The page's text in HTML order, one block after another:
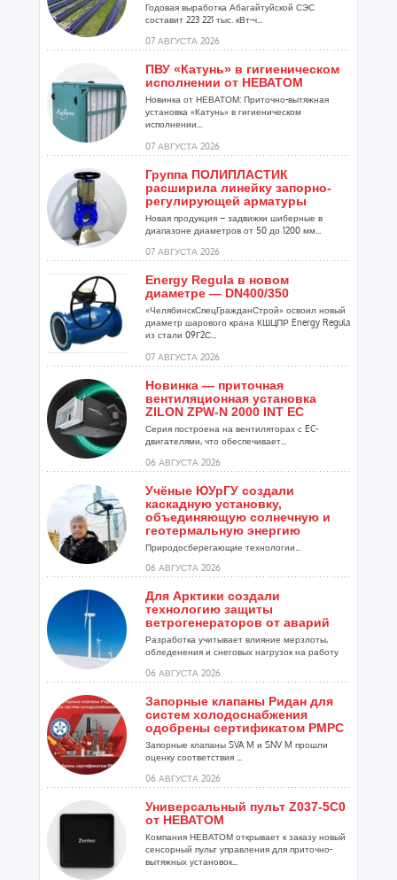
Годовая выработка Абагайтуйской СЭС
составит 223 221 тыс. кВт-ч...
07 АВГУСТА 2026
ПВУ «Катунь» в гигиеническом
исполнении от НЕВАТОМ
Новинка от НЕВАТОМ: Приточно-вытяжная
установка «Катунь» в гигиеническом
исполнении...
07 АВГУСТА 2026
Группа ПОЛИПЛАСТИК
расширила линейку запорно-
регулирующей арматуры
Новая продукция – задвижки шиберные в
диапазоне диаметров от 50 до 1200 мм...
07 АВГУСТА 2026
Energy Regula в новом
диаметре — DN400/350
«ЧелябинскСпецГражданСтрой» освоил новый
диаметр шарового крана КШЦПР Energy Regula
из стали 09Г2С...
07 АВГУСТА 2026
Новинка — приточная
вентиляционная установка
ZILON ZPW-N 2000 INT EC
Серия построена на вентиляторах с EC-
двигателями, что обеспечивает...
06 АВГУСТА 2026
Учёные ЮУрГУ создали
каскадную установку,
объединяющую солнечную и
геотермальную энергию
Природосберегающие технологии...
06 АВГУСТА 2026
Для Арктики создали
технологию защиты
ветрогенераторов от аварий
Разработка учитывает влияние мерзлоты,
обледенения и снеговых нагрузок на работу
06 АВГУСТА 2026
Запорные клапаны Ридан для
систем холодоснабжения
одобрены сертификатом РМРС
Запорные клапаны SVA M и SNV M прошли
оценку соответствия ...
06 АВГУСТА 2026
Универсальный пульт Z037-5C0
от НЕВАТОМ
Компания НЕВАТОМ открывает к заказу новый
сенсорный пульт управления для приточно-
вытяжных установок...